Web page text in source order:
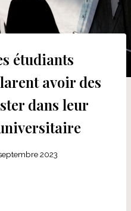
étudiants
avoir des
dans leur
2023